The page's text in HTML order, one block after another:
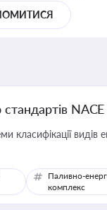
NACE
класифікації видів
Паливно-
комплекс